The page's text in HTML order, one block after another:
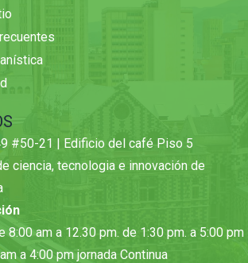
#50-21 | Edificio del café Piso 5
ciencia, tecnologia e innovación de
8:00 am a 12.30 pm. de 1:30 pm. a 5:00 pm
a 4:00 pm jornada Continua